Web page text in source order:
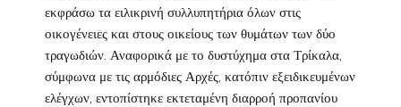
εκφράσω τα ειλικρινή συλλυπητήρια όλων στις
οικογένειες και στους οικείους των θυμάτων των δύο
τραγωδιών. Αναφορικά με το δυστύχημα στα Τρίκαλα,
σύμφωνα με τις αρμόδιες Αρχές, κατόπιν εξειδικευμένων
ελέγχων, εντοπίστηκε εκτεταμένη διαρροή προπανίου